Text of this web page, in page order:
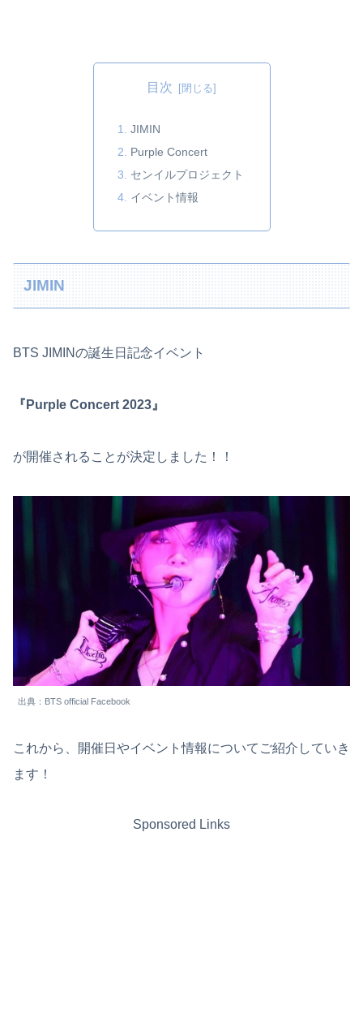
目次
JIMIN
Purple Concert
センイルプロジェクト
イベント情報
JIMIN
BTS JIMINの誕生日記念イベント
『Purple Concert 2023』
が開催されることが決定しました！！
出典：BTS official Facebook
これから、開催日やイベント情報についてご紹介していき
ます！
Sponsored Links